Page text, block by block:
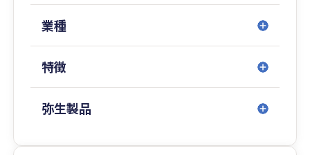
業種
特徴
弥生製品